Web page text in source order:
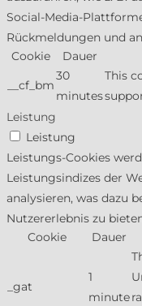
Social-Media-
Rückmeldungen und
Cookie
Dauer
__cf_bm
30
minutes
This
Leistung
Leistung
Leistungs-Cookies
Leistungsindizes der
analysieren, was dazu
Nutzererlebnis zu
Cookie
Dauer
_gat
1
minute